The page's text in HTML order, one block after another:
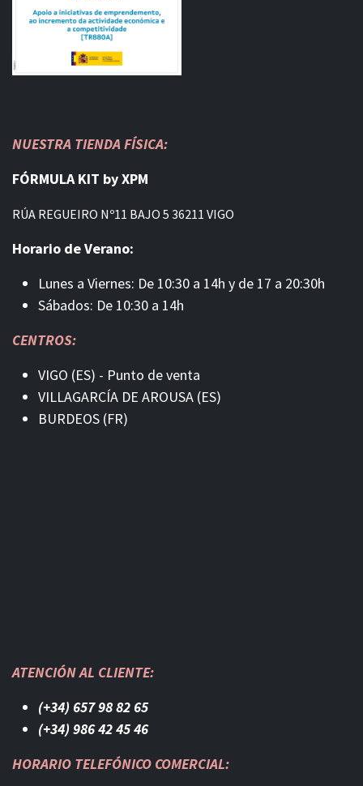
NUESTRA TIENDA FÍSICA:
FÓRMULA KIT by XPM
RÚA REGUEIRO Nº11 BAJO 5 36211 VIGO
Horario de Verano:
Lunes a Viernes: De 10:30 a 14h y de 17 a 20:30h
Sábados: De 10:30 a 14h
CENTROS:
VIGO (ES) - Punto de venta
VILLAGARCÍA DE AROUSA (ES)
BURDEOS (FR)
ATENCIÓN AL CLIENTE:
(+34) 657 98 82 65
(+34) 986 42 45 46​
HORARIO TELEFÓNICO COMERCIAL: